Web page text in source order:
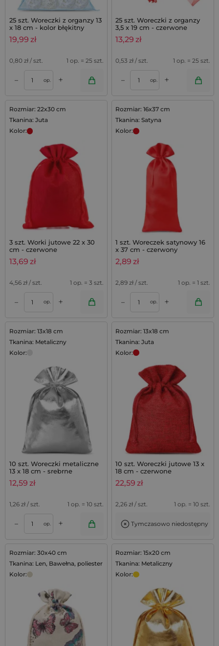
25 szt. Woreczki z organzy 13
x 18 cm - kolor błękitny
19,99 zł
0,80 zł / szt. 1 op. = 25 szt.
– op. +
25 szt. Woreczki z organzy
3,5 x 19 cm - czerwone
13,29 zł
0,53 zł / szt. 1 op. = 25 szt.
– op. +
Rozmiar: 22x30 cm
Tkanina: Juta
Kolor:
3 szt. Worki jutowe 22 x 30
cm - czerwone
13,69 zł
4,56 zł / szt. 1 op. = 3 szt.
– op. +
Rozmiar: 16x37 cm
Tkanina: Satyna
Kolor:
1 szt. Woreczek satynowy 16
x 37 cm - czerwony
2,89 zł
2,89 zł / szt. 1 op. = 1 szt.
– op. +
Rozmiar: 13x18 cm
Tkanina: Metaliczny
Kolor:
10 szt. Woreczki metaliczne
13 x 18 cm - srebrne
12,59 zł
1,26 zł / szt. 1 op. = 10 szt.
– op. +
Rozmiar: 13x18 cm
Tkanina: Juta
Kolor:
10 szt. Woreczki jutowe 13 x
18 cm - czerwone
22,59 zł
2,26 zł / szt. 1 op. = 10 szt.
Tymczasowo niedostępny
Rozmiar: 30x40 cm
Tkanina: Len, Bawełna, poliester
Kolor:
Rozmiar: 15x20 cm
Tkanina: Metaliczny
Kolor: